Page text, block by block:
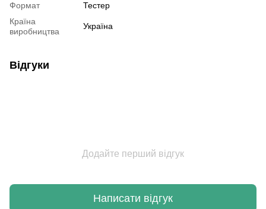
Формат
Тестер
Країна
виробництва
Україна
Відгуки
Додайте перший відгук
Написати відгук